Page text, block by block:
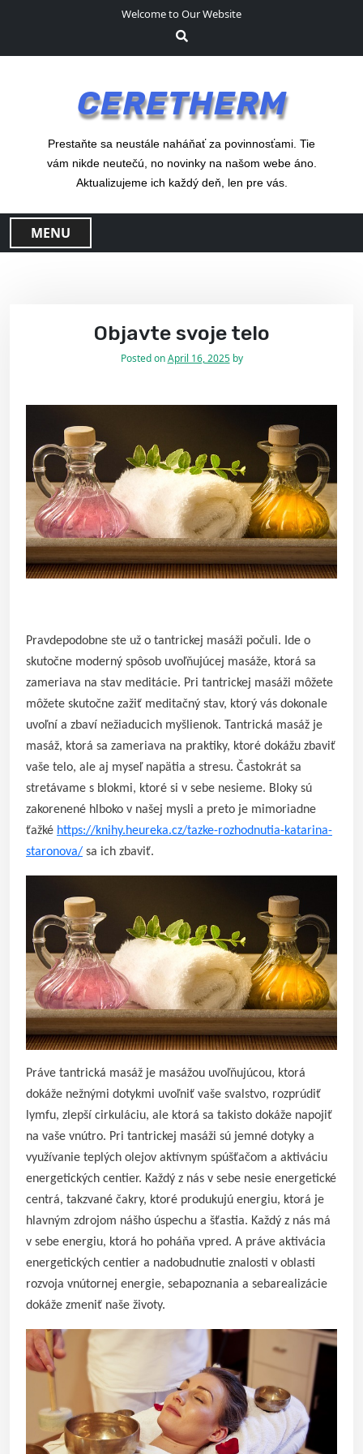
Welcome to Our Website
CERETHERM
Prestaňte sa neustále naháňať za povinnosťami. Tie
vám nikde neutečú, no novinky na našom webe áno.
Aktualizujeme ich každý deň, len pre vás.
MENU
Objavte svoje telo
Posted onApril 16, 2025by
Pravdepodobne ste už o tantrickej masáži počuli. Ide o
skutočne moderný spôsob uvoľňujúcej masáže, ktorá sa
zameriava na stav meditácie. Pri tantrickej masáži môžete
môžete skutočne zažiť meditačný stav, ktorý vás dokonale
uvoľní a zbaví nežiaducich myšlienok. Tantrická masáž je
masáž, ktorá sa zameriava na praktiky, ktoré dokážu zbaviť
vaše telo, ale aj myseľ napätia a stresu. Častokrát sa
stretávame s blokmi, ktoré si v sebe nesieme. Bloky sú
zakorenené hlboko v našej mysli a preto je mimoriadne
ťažké https://knihy.heureka.cz/tazke-rozhodnutia-katarina-
staronova/ sa ich zbaviť.
Práve tantrická masáž je masážou uvoľňujúcou, ktorá
dokáže nežnými dotykmi uvoľniť vaše svalstvo, rozprúdiť
lymfu, zlepší cirkuláciu, ale ktorá sa takisto dokáže napojiť
na vaše vnútro. Pri tantrickej masáži sú jemné dotyky a
využívanie teplých olejov aktívnym spúšťačom a aktiváciu
energetických centier. Každý z nás v sebe nesie energetické
centrá, takzvané čakry, ktoré produkujú energiu, ktorá je
hlavným zdrojom nášho úspechu a šťastia. Každý z nás má
v sebe energiu, ktorá ho poháňa vpred. A práve aktivácia
energetických centier a nadobudnutie znalosti v oblasti
rozvoja vnútornej energie, sebapoznania a sebarealizácie
dokáže zmeniť naše životy.